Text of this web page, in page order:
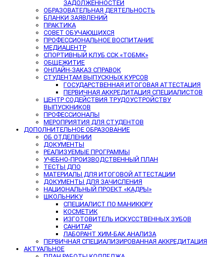
ЗАДОЛЖЕННОСТЕЙ
ОБРАЗОВАТЕЛЬНАЯ ДЕЯТЕЛЬНОСТЬ
БЛАНКИ ЗАЯВЛЕНИЙ
ПРАКТИКА
СОВЕТ ОБУЧАЮЩИХСЯ
ПРОФЕССИОНАЛЬНОЕ ВОСПИТАНИЕ
МЕДИАЦЕНТР
СПОРТИВНЫЙ КЛУБ ССК «ТОБМК»
ОБЩЕЖИТИЕ
ОНЛАЙН-ЗАКАЗ СПРАВОК
СТУДЕНТАМ ВЫПУСКНЫХ КУРСОВ
ГОСУДАРСТВЕННАЯ ИТОГОВАЯ АТТЕСТАЦИЯ
ПЕРВИЧНАЯ АККРЕДИТАЦИЯ СПЕЦИАЛИСТОВ
ЦЕНТР СОДЕЙСТВИЯ ТРУДОУСТРОЙСТВУ
ВЫПУСКНИКОВ
ПРОФЕССИОНАЛЫ
МЕРОПРИЯТИЯ ДЛЯ СТУДЕНТОВ
ДОПОЛНИТЕЛЬНОЕ ОБРАЗОВАНИЕ
ОБ ОТДЕЛЕНИИ
ДОКУМЕНТЫ
РЕАЛИЗУЕМЫЕ ПРОГРАММЫ
УЧЕБНО-ПРОИЗВОДСТВЕННЫЙ ПЛАН
ТЕСТЫ ДПО
МАТЕРИАЛЫ ДЛЯ ИТОГОВОЙ АТТЕСТАЦИИ
ДОКУМЕНТЫ ДЛЯ ЗАЧИСЛЕНИЯ
НАЦИОНАЛЬНЫЙ ПРОЕКТ «КАДРЫ»
ШКОЛЬНИКУ
СПЕЦИАЛИСТ ПО МАНИКЮРУ
КОСМЕТИК
ИЗГОТОВИТЕЛЬ ИСКУССТВЕННЫХ ЗУБОВ
САНИТАР
ЛАБОРАНТ ХИМ-БАК АНАЛИЗА
ПЕРВИЧНАЯ СПЕЦИАЛИЗИРОВАННАЯ АККРЕДИТАЦИЯ
АКТУАЛЬНОЕ